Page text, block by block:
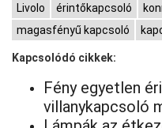
Livolo érintőkapcsoló
magasfényű kapcsoló
Kapcsolódó cikkek:
Fény egyetlen
villanykapcsoló